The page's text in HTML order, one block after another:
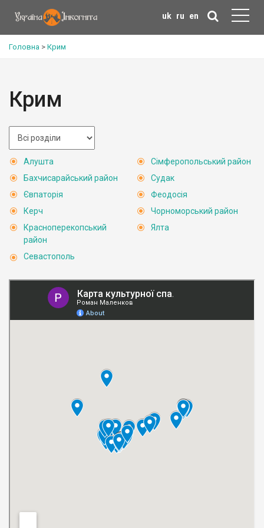
uk ru en
Головна > Крим
Крим
Алушта
Бахчисарайський район
Євпаторія
Керч
Красноперекопський
район
Севастополь
Сімферопольський район
Судак
Феодосія
Чорноморський район
Ялта